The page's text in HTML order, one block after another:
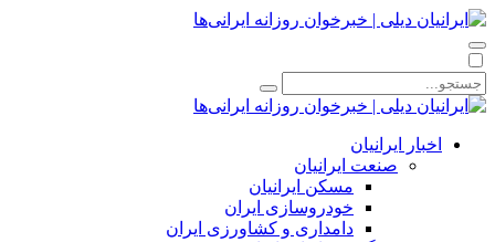
اخبار ایرانیان
صنعت ایرانیان
مسکن ایرانیان
خودروسازی ایران
دامداری و کشاورزی ایران